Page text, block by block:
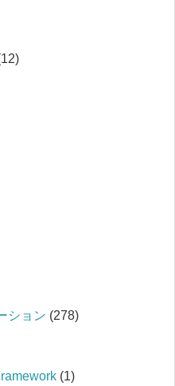
ション (278)
(1)